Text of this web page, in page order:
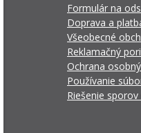
Formulár na
Doprava a
Všeobecné
Reklamačný
Ochrana
Používanie
Riešenie sporov